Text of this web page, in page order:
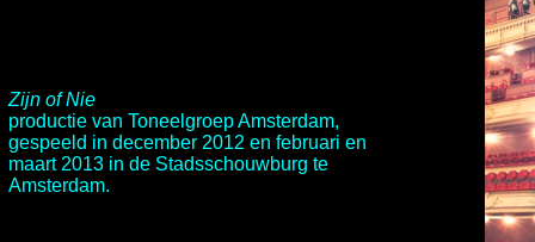
Zijn of Nie
productie van Toneelgroep Amsterdam,
gespeeld in december 2012 en februari en
maart 2013 in de Stadsschouwburg te
Amsterdam.